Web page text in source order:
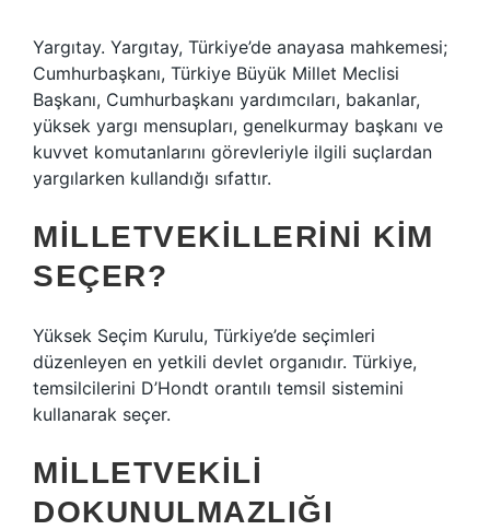
Yargıtay. Yargıtay, Türkiye’de anayasa mahkemesi;
Cumhurbaşkanı, Türkiye Büyük Millet Meclisi
Başkanı, Cumhurbaşkanı yardımcıları, bakanlar,
yüksek yargı mensupları, genelkurmay başkanı ve
kuvvet komutanlarını görevleriyle ilgili suçlardan
yargılarken kullandığı sıfattır.
MILLETVEKILLERINI KIM
SEÇER?
Yüksek Seçim Kurulu, Türkiye’de seçimleri
düzenleyen en yetkili devlet organıdır. Türkiye,
temsilcilerini D’Hondt orantılı temsil sistemini
kullanarak seçer.
MILLETVEKILI
DOKUNULMAZLIĞI